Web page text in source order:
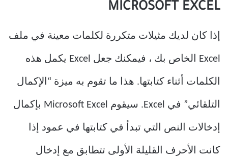
MICROSOFT EXCEL
إذا كان لديك مثيلات متكررة لكلمات معينة في ملف
Excel الخاص بك ، فيمكنك جعل Excel يكمل هذه
الكلمات أثناء كتابتها. هذا ما تقوم به ميزة “الإكمال
التلقائي” في Excel. سيقوم Microsoft Excel بإكمال
إدخالات النص التي تبدأ في كتابتها في عمود إذا
كانت الأحرف القليلة الأولى تتطابق مع إدخال